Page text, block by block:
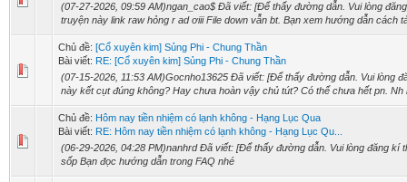
(07-27-2026, 09:59 AM)ngan_cao$ Đã viết: [Để thấy đường dẫn. Vui lòng
truyện này link raw hỏng r ad ơiii File down vẫn bt. Bạn xem hướng dẫn cách
Chủ đề: [Cổ xuyên kim] Sủng Phi - Chung Thần
Bài viết: RE: [Cổ xuyên kim] Sủng Phi - Chung Thần
(07-15-2026, 11:53 AM)Gocnho13625 Đã viết: [Để thấy đường dẫn. Vui lòng
này kết cụt đúng không? Hay chưa hoàn vậy chủ tút? Có thể chưa hết pn. Nh
Chủ đề: Hôm nay tiền nhiệm có lạnh không - Hạng Lục Qua
Bài viết: RE: Hôm nay tiền nhiệm có lạnh không - Hạng Lục Qu...
(06-29-2026, 04:28 PM)nanhrd Đã viết: [Để thấy đường dẫn. Vui lòng đăng kí
sốp Bạn đọc hướng dẫn trong FAQ nhé